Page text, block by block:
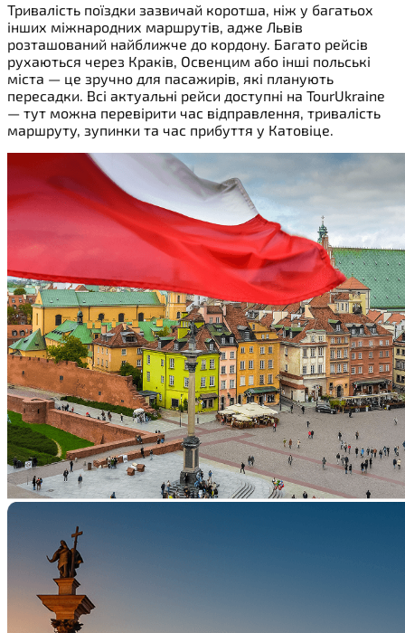
Тривалість поїздки зазвичай коротша, ніж у багатьох
інших міжнародних маршрутів, адже Львів
розташований найближче до кордону. Багато рейсів
рухаються через Краків, Освенцим або інші польські
міста — це зручно для пасажирів, які планують
пересадки. Всі актуальні рейси доступні на TourUkraine
— тут можна перевірити час відправлення, тривалість
маршруту, зупинки та час прибуття у Катовіце.